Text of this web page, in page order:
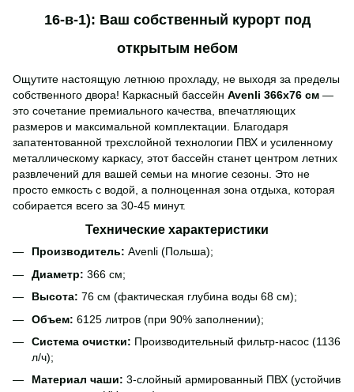
16-в-1): Ваш собственный курорт под
открытым небом
Ощутите настоящую летнюю прохладу, не выходя за пределы
собственного двора! Каркасный бассейн Avenli 366х76 см —
это сочетание премиального качества, впечатляющих
размеров и максимальной комплектации. Благодаря
запатентованной трехслойной технологии ПВХ и усиленному
металлическому каркасу, этот бассейн станет центром летних
развлечений для вашей семьи на многие сезоны. Это не
просто емкость с водой, а полноценная зона отдыха, которая
собирается всего за 30-45 минут.
Технические характеристики
Производитель: Avenli (Польша);
Диаметр: 366 см;
Высота: 76 см (фактическая глубина воды 68 см);
Объем: 6125 литров (при 90% заполнении);
Система очистки: Производительный фильтр-насос (1136
л/ч);
Материал чаши: 3-слойный армированный ПВХ (устойчив